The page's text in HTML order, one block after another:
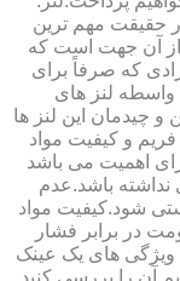
حقیقت مهم ترین
آن جهت است که
که صرفاً برای
واسطه لنز های
چیدمان این لنز ها
و کیفیت مواد
اهمیت می باشد
باشد.عدم
شود.کیفیت مواد
در برابر فشار
ویژگی های یک عینک